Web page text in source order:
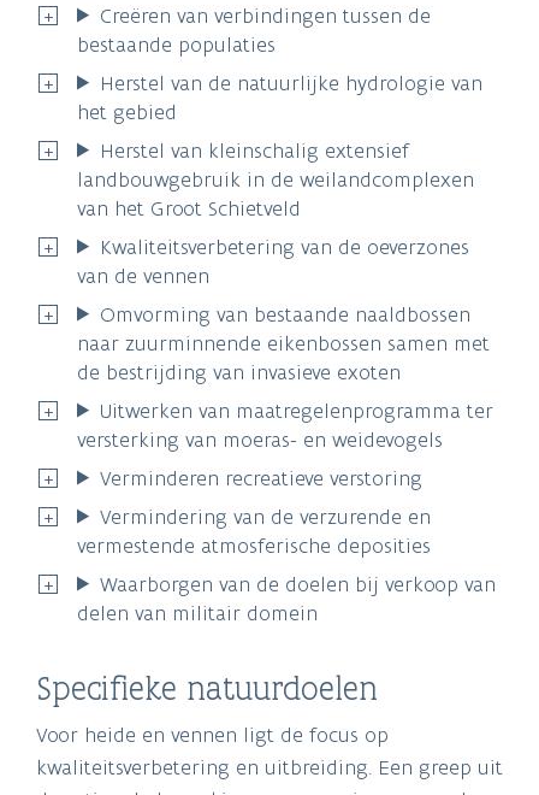
Creëren van verbindingen tussen de
bestaande populaties
Herstel van de natuurlijke hydrologie van
het gebied
Herstel van kleinschalig extensief
landbouwgebruik in de weilandcomplexen
van het Groot Schietveld
Kwaliteitsverbetering van de oeverzones
van de vennen
Omvorming van bestaande naaldbossen
naar zuurminnende eikenbossen samen met
de bestrijding van invasieve exoten
Uitwerken van maatregelenprogramma ter
versterking van moeras- en weidevogels
Verminderen recreatieve verstoring
Vermindering van de verzurende en
vermestende atmosferische deposities
Waarborgen van de doelen bij verkoop van
delen van militair domein
Specifieke natuurdoelen
Voor heide en vennen ligt de focus op
kwaliteitsverbetering en uitbreiding. Een greep uit